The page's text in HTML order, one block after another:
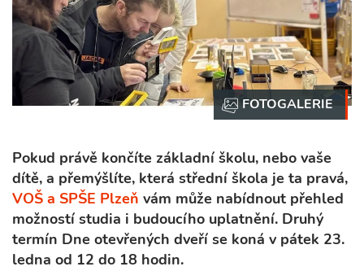
Pokud právě končíte základní školu, nebo vaše
dítě, a přemýšlíte, která střední škola je ta pravá,
VOŠ a SPŠE Plzeň vám může nabídnout přehled
možností studia i budoucího uplatnění. Druhý
termín Dne otevřených dveří se koná v pátek 23.
ledna od 12 do 18 hodin.